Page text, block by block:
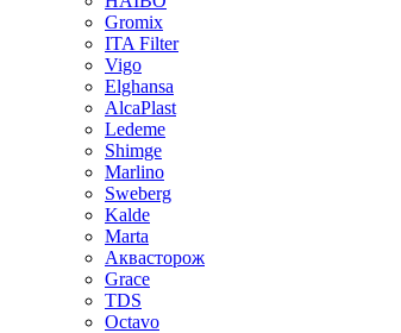
Gromix
ITA Filter
Vigo
Elghansa
AlcaPlast
Ledeme
Shimge
Marlino
Sweberg
Kalde
Marta
Аквасторож
Grace
TDS
Octavo